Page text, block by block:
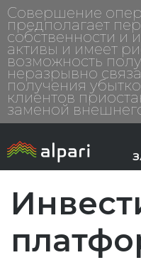
Совершение
предполагает
собственности и
активы и имеет
возможность
неразрывно
получения
клиентов
заменой